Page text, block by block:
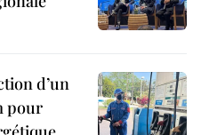
d’un
pour